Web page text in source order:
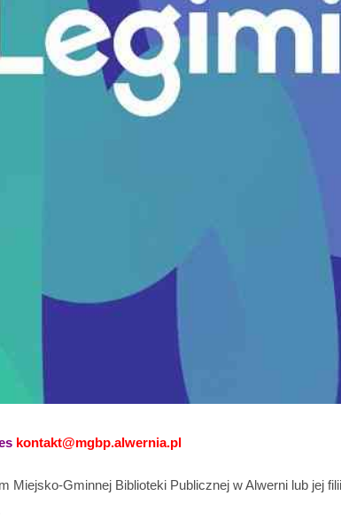
kontakt@mgbp.alwernia.pl
Gminnej Biblioteki Publicznej w Alwerni lub jej